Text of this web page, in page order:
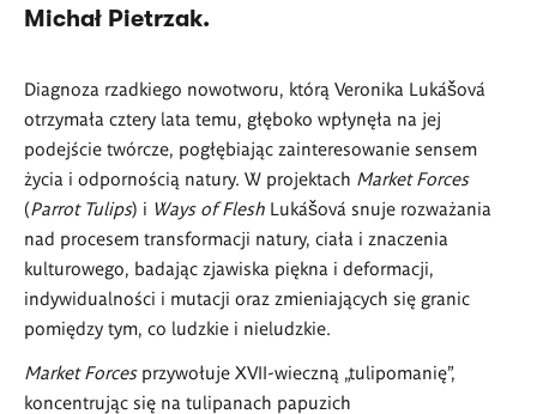
Michał Pietrzak.
Diagnoza rzadkiego nowotworu, którą Veronika Lukášová
otrzymała cztery lata temu, głęboko wpłynęła na jej
podejście twórcze, pogłębiając zainteresowanie sensem
życia i odpornością natury. W projektach Market Forces
(Parrot Tulips) i Ways of Flesh Lukášová snuje rozważania
nad procesem transformacji natury, ciała i znaczenia
kulturowego, badając zjawiska piękna i deformacji,
indywidualności i mutacji oraz zmieniających się granic
pomiędzy tym, co ludzkie i nieludzkie.
Market Forcesprzywołuje XVII-wieczną „tulipomanię”,
koncentrując się na tulipanach papuzich